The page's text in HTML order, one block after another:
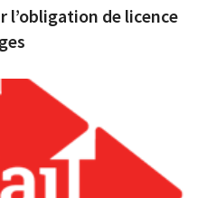
l’obligation de licence